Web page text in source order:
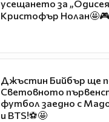
усещането за
Кристофър Нолан🤩🎮
Джъстин Бийбър ще
Световното
футбол заедно с
и BTS!⚽🤩